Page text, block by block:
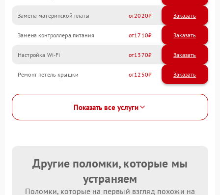
Замена материнской платы 2020
Замена контроллера питания 1710
Настройка Wi-Fi 1370
Ремонт петель крышки 1250
Показать все услуги
Другие поломки, которые мы
устраняем
Поломки, которые на первый взгляд похожи на